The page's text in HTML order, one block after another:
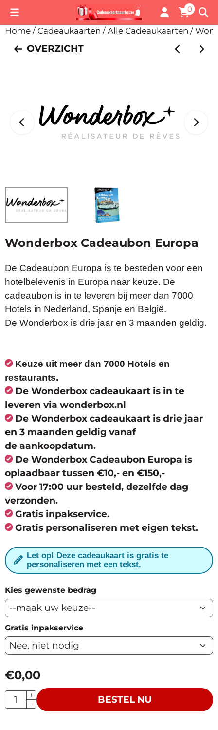
Cookievoorkeuren zijn momenteel gesloten.
0
Home / Cadeaukaarten / Alle Cadeaukaarten /
OVERZICHT
Wonderbox Cadeaubon Europa
De Cadeaubon Europa is te besteden voor een
hotelbelevenis in Europa naar keuze. De
cadeaubon is in te leveren bij meer dan 7000
Hotels in Nederland, Spanje en België.
De Wonderbox is drie jaar en 3 maanden geldig.
Keuze uit meer dan 7000 Hotels en
restaurants.
De Wonderbox cadeaukaart is in te
leveren via wonderbox.nl
De Wonderbox cadeaukaart is drie jaar
en 3 maanden geldig vanaf
de aankoopdatum.
De Wonderbox Cadeaubon Europa is
oplaadbaar tussen €10,- en €150,-
Voor 17:00 uur besteld, dezelfde dag
verzonden.
Gratis inpakservice.
Gratis personaliseren met eigen tekst.
Let op! Deze cadeaukaart is gratis te
personaliseren met een tekst.
Kies gewenste bedrag
Gratis inpakservice
€0,00
Aantal
+
-
BESTEL NU